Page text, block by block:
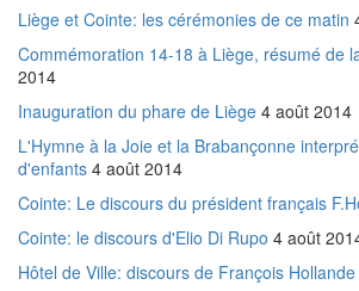
Liège et Cointe: les cérémonies de ce matin
Commémoration 14-18 à Liège, résumé de
2014
Inauguration du phare de Liège 4 août 2014
L'Hymne à la Joie et la Brabançonne
d'enfants 4 août 2014
Cointe: Le discours du président français
Cointe: le discours d'Elio Di Rupo 4 août
Hôtel de Ville: discours de François Hollande